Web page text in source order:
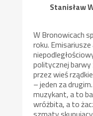
Stanisław
W Bronowicach
roku.
politycznej barwy
przez wieś
– jeden za
muzykant, a to
wróżbita, a to